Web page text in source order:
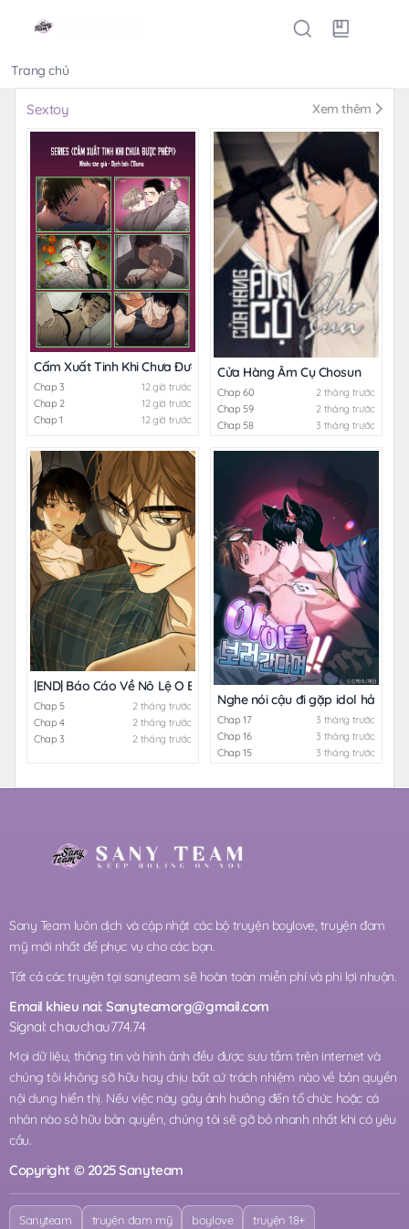
Trang chủ
Sextoy Xem thêm
Cấm Xuất Tinh Khi Chưa Được Phép!
Chap 3
12 giờ trước
Chap 2
12 giờ trước
Chap 1
12 giờ trước
Cửa Hàng Âm Cụ Chosun
Chap 60
2 tháng trước
Chap 59
2 tháng trước
Chap 58
3 tháng trước
|END| Báo Cáo Về Nô Lệ O Bị Khuất Phục
Chap 5
2 tháng trước
Chap 4
2 tháng trước
Chap 3
2 tháng trước
Nghe nói cậu đi gặp idol hả!
Chap 17
3 tháng trước
Chap 16
3 tháng trước
Chap 15
3 tháng trước
Sany Team luôn dịch và cập nhật các bộ truyện boylove, truyện đam
mỹ mới nhất để phục vụ cho các bạn.
Tất cả các truyện tại sanyteam sẽ hoàn toàn miễn phí và phi lợi nhuận.
Email khieu nai:Sanyteamorg@gmail.com
Signal: chauchau774.74
Mọi dữ liệu, thông tin và hình ảnh đều được sưu tầm trên internet và
chúng tôi không sỡ hữu hay chịu bất cứ trách nhiệm nào về bản quyền
nội dung hiển thị. Nếu việc này gây ảnh hưởng đến tổ chức hoặc cá
nhân nào sở hữu bản quyền, chúng tôi sẽ gỡ bỏ nhanh nhất khi có yêu
cầu.
Copyright © 2025 Sanyteam
Sanyteam truyện đam mỹ boylove truyện 18+